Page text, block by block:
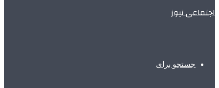
اجتماعی نیوز
جستجو برای